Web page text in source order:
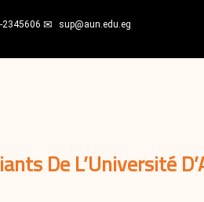
2345606 sup@aun.edu.eg
De L’Université